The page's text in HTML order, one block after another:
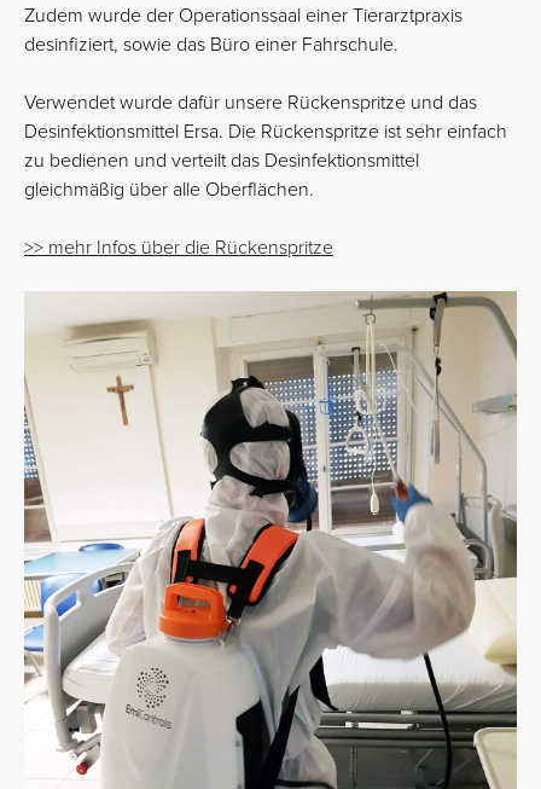
Zudem wurde der Operationssaal einer Tierarztpraxis
desinfiziert, sowie das Büro einer Fahrschule.
Verwendet wurde dafür unsere Rückenspritze und das
Desinfektionsmittel Ersa. Die Rückenspritze ist sehr einfach
zu bedienen und verteilt das Desinfektionsmittel
gleichmäßig über alle Oberflächen.
>> mehr Infos über die Rückenspritze